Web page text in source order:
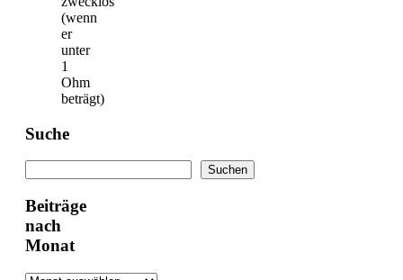
(wenn
er
unter
1
Ohm
beträgt)
Suche
Suchen
Beiträge
nach
Monat